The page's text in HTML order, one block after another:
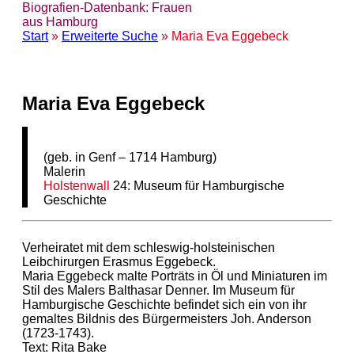
Biografien-Datenbank: Frauen
aus Hamburg
Start» Erweiterte Suche » Maria Eva Eggebeck
Maria Eva Eggebeck
(geb. in Genf – 1714 Hamburg)
Malerin
Holstenwall
24: Museum für Hamburgische
Geschichte
Verheiratet mit dem schleswig-holsteinischen
Leibchirurgen Erasmus Eggebeck.
Maria Eggebeck malte Porträts in Öl und Miniaturen im
Stil des Malers Balthasar Denner. Im Museum für
Hamburgische Geschichte befindet sich ein von ihr
gemaltes Bildnis des Bürgermeisters Joh. Anderson
(1723-1743).
Text: Rita Bake